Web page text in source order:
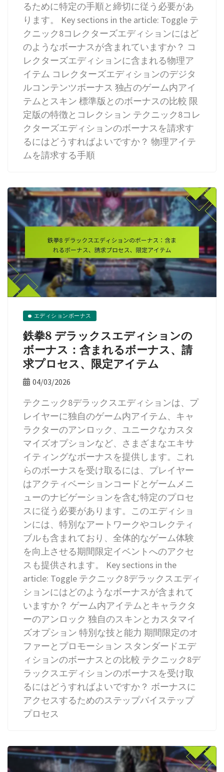
るために特定の手順と締切に従う必要があ
ります。 Key sections in the article: Toggle テ
クニック8コレクターズエディションにはど
のようなボーナスが含まれていますか？ コ
レクターズエディションに含まれる物理ア
イテム コレクターズエディションのデジタ
ルコンテンツボーナス 独占のゲーム内アイ
テムとスキン 標準版とのボーナスの比較 限
定版の特徴とコレクション テクニック8コレ
クターズエディションのボーナスを請求す
るにはどうすればよいですか？ 物理アイテ
ムを請求する手順
エディションボーナス
鉄拳8 デラックスエディションの
ボーナス：含まれるボーナス、請
求プロセス、限定アイテム
04/03/2026
テクニック8デラックスエディションは、プ
レイヤーに独自のゲーム内アイテム、キャ
ラクターのアンロック、ユニークなカスタ
マイズオプションなど、さまざまなエキサ
イティングなボーナスを提供します。これ
らのボーナスを受け取るには、プレイヤー
はアクティベーションコードとゲームメニ
ューのナビゲーションを含む特定のプロセ
スに従う必要があります。このエディショ
ンには、特別なアートワークやコレクティ
ブルも含まれており、全体的なゲーム体験
を向上させる期間限定イベントへのアクセ
スも提供されます。 Key sections in the
article: Toggle テクニック8デラックスエディ
ションにはどのようなボーナスが含まれて
いますか？ ゲーム内アイテムとキャラクタ
ーのアンロック 独自のスキンとカスタマイ
ズオプション 特別な技と能力 期間限定のオ
ファーとプロモーション スタンダードエデ
ィションのボーナスとの比較 テクニック8デ
ラックスエディションのボーナスを受け取
るにはどうすればよいですか？ ボーナスに
アクセスするためのステップバイステップ
プロセス